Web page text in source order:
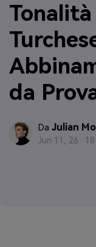
Tonalità
da
Da Julian
Jun 11, 26 ·